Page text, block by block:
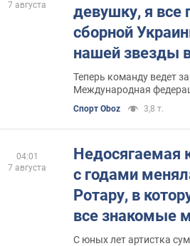
девушку, я все
сборной
нашей звезды
встрече с
подиуме и
Теперь команду ведет
Международная
Спорт Oboz 3,8 т.
7 августа
Недосягаемая
с годами
Ротару, в
все знакомые
какова ее
С юных лет артистка
04:01
7 августа